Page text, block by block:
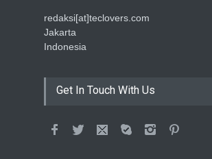
redaksi[at]teclovers.com
Jakarta
Indonesia
Get In Touch With Us